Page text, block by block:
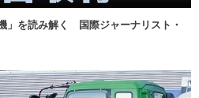
」を読み解く 国際ジャーナリスト・